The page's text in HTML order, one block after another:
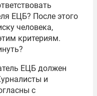
ЕЦБ? После этого
человека,
критериям.
ЕЦБ должен
и
с